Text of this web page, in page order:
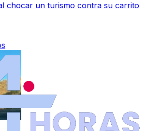
chocar un turismo contra su carrito